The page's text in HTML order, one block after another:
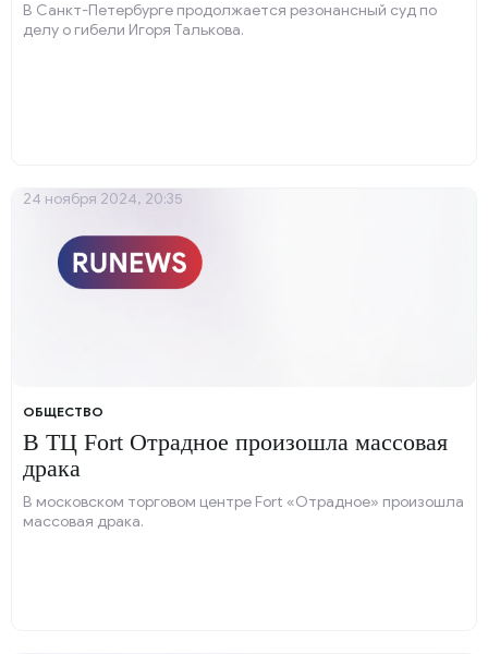
В Санкт-Петербурге продолжается резонансный суд по
делу о гибели Игоря Талькова.
ОБЩЕСТВО
В ТЦ Fort Отрадное произошла массовая
драка
В московском торговом центре Fort «Отрадное» произошла
массовая драка.
24 ноября 2024, 20:35